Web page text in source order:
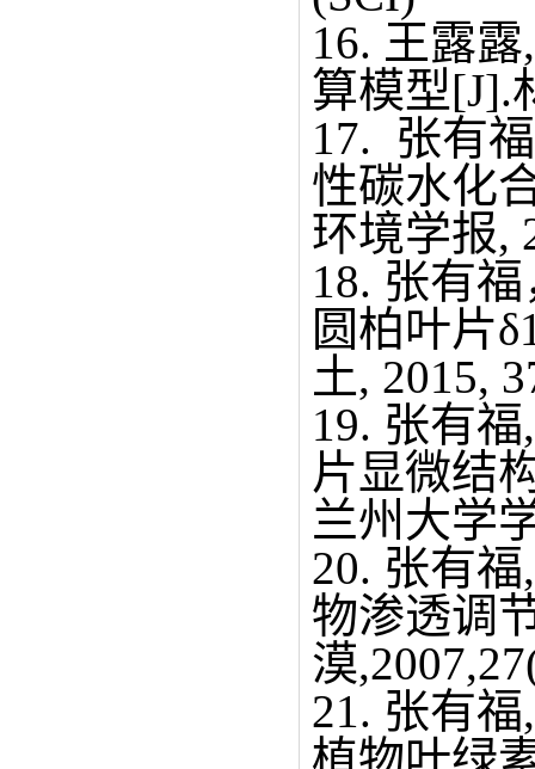
16. 王露
算模型[J].
17. 张有
性碳水化
环境学报,
18. 张有
圆柏叶片
土, 2015,
19. 张有
片显微结
兰州大学
20. 张有
物渗透调
漠
21. 张有